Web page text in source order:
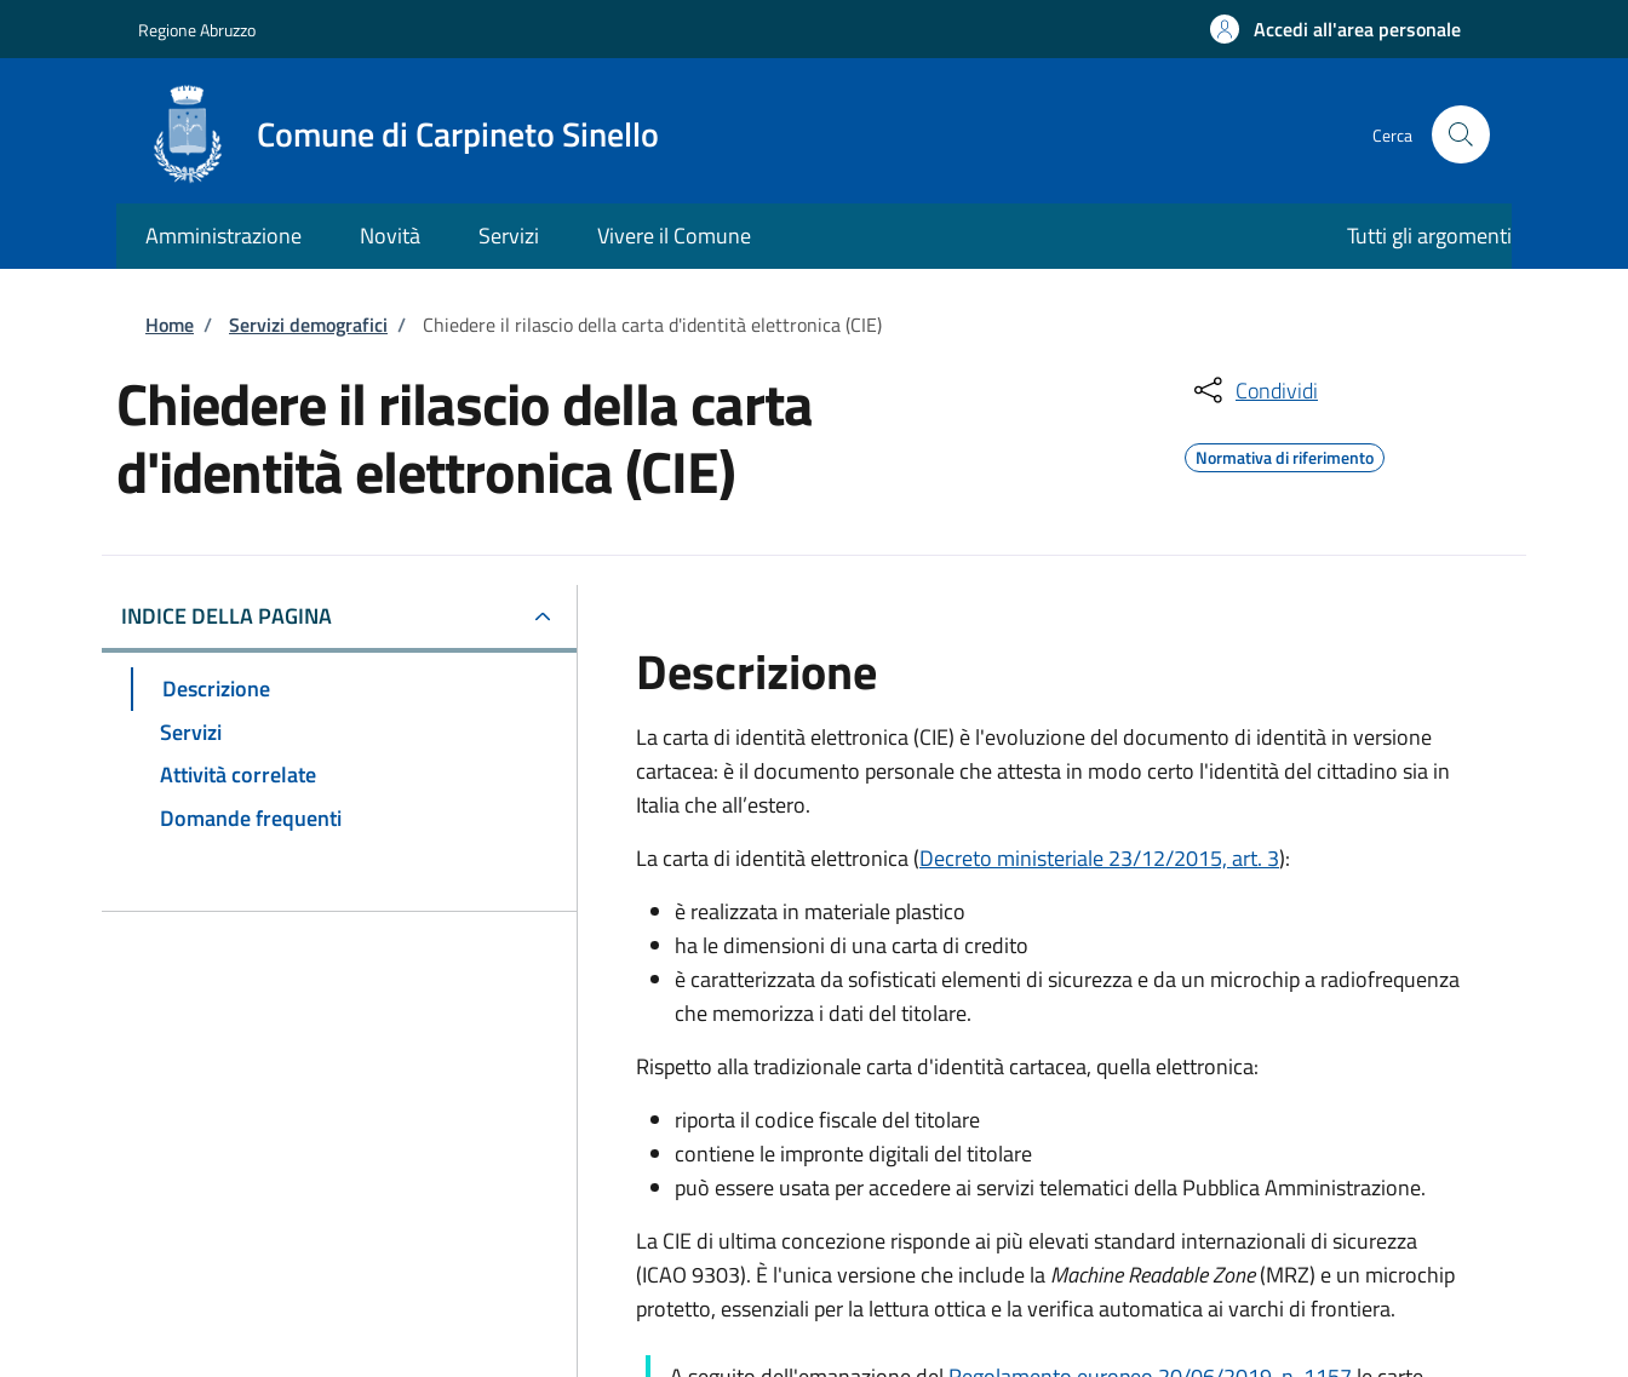
Regione Abruzzo Accedi all'area personale
Comune di Carpineto Sinello Cerca
Amministrazione Novità Servizi Vivere il Comune Tutti gli argomenti
Briciole di pane
Home / Servizi demografici / Chiedere il rilascio della carta d'identità elettronica (CIE)
Chiedere il rilascio della carta
d'identità elettronica (CIE)
Condividi
Normativa di riferimento
INDICE DELLA PAGINA
Descrizione
Servizi
Attività correlate
Domande frequenti
Descrizione
La carta di identità elettronica (CIE) è l'evoluzione del documento di identità in versione
cartacea: è il documento personale che attesta in modo certo l'identità del cittadino sia in
Italia che all’estero.
La carta di identità elettronica (Decreto ministeriale 23/12/2015, art. 3):
è realizzata in materiale plastico
ha le dimensioni di una carta di credito
è caratterizzata da sofisticati elementi di sicurezza e da un microchip a radiofrequenza
che memorizza i dati del titolare.
Rispetto alla tradizionale carta d'identità cartacea, quella elettronica:
riporta il codice fiscale del titolare
contiene le impronte digitali del titolare
può essere usata per accedere ai servizi telematici della Pubblica Amministrazione.
La CIE di ultima concezione risponde ai più elevati standard internazionali di sicurezza
(ICAO 9303). È l'unica versione che include laMachine Readable Zone(MRZ) e un microchip
protetto, essenziali per la lettura ottica e la verifica automatica ai varchi di frontiera.